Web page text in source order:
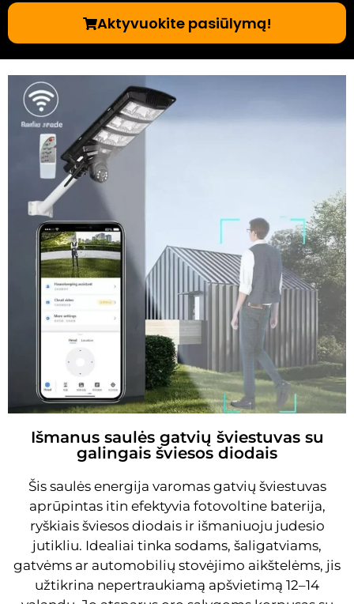
Aktyvuokite pasiūlymą!
Išmanus saulės gatvių šviestuvas su
galingais šviesos diodais
Šis saulės energija varomas gatvių šviestuvas
aprūpintas itin efektyvia fotovoltine baterija,
ryškiais šviesos diodais ir išmaniuoju judesio
jutikliu. Idealiai tinka sodams, šaligatviams,
gatvėms ar automobilių stovėjimo aikštelėms, jis
užtikrina nepertraukiamą apšvietimą 12–14